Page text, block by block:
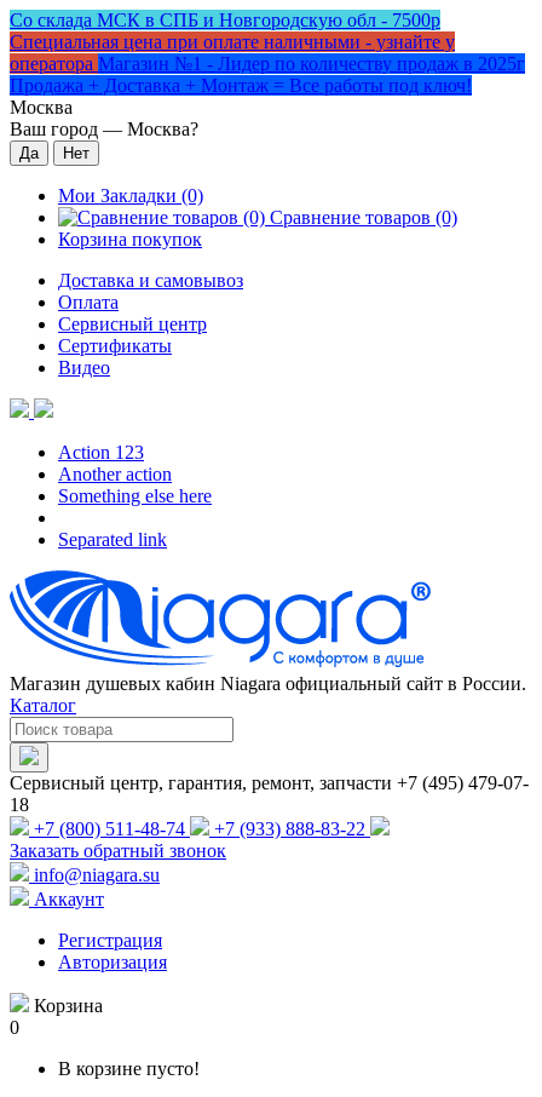
Со склада МСК в СПБ и Новгородскую обл - 7500р
Специальная цена при оплате наличными - узнайте у
оператора Магазин №1 - Лидер по количеству продаж в 2025г
Продажа + Доставка + Монтаж = Все работы под ключ!
Москва
Ваш город — Москва?
Мои Закладки (0)
Сравнение товаров (0)
Корзина покупок
Доставка и самовывоз
Оплата
Сервисный центр
Сертификаты
Видео
Action 123
Another action
Something else here
Separated link
Магазин душевых кабин Niagara официальный сайт в России.
Каталог
Сервисный центр, гарантия, ремонт, запчасти +7 (495) 479-07-
18
+7 (800) 511-48-74
+7 (933) 888-83-22
Заказать обратный звонок
info@niagara.su
Аккаунт
Регистрация
Авторизация
Корзина
0
В корзине пусто!